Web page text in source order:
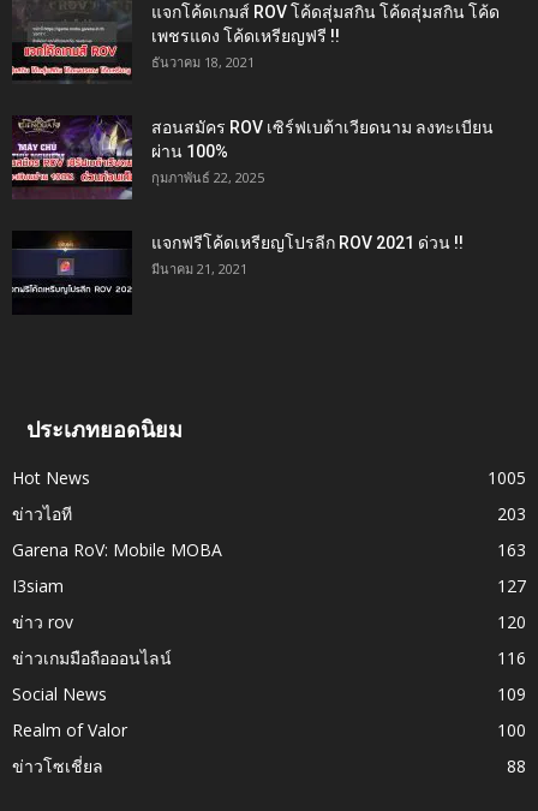
แจกโค้ดเกมส์ ROV โค้ดสุ่มสกิน โค้ดสุ่มสกิน โค้ด
เพชรแดง โค้ดเหรียญฟรี !!
ธันวาคม 18, 2021
สอนสมัคร ROV เซิร์ฟเบต้าเวียดนาม ลงทะเบียน
ผ่าน 100%
กุมภาพันธ์ 22, 2025
แจกฟรีโค้ดเหรียญโปรลีก ROV 2021 ด่วน !!
มีนาคม 21, 2021
ประเภทยอดนิยม
Hot News
1005
ข่าวไอที
203
Garena RoV: Mobile MOBA
163
I3siam
127
ข่าว rov
120
ข่าวเกมมือถือออนไลน์
116
Social News
109
Realm of Valor
100
ข่าวโซเชี่ยล
88